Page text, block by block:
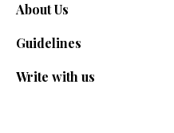
About Us
Guidelines
Write with us